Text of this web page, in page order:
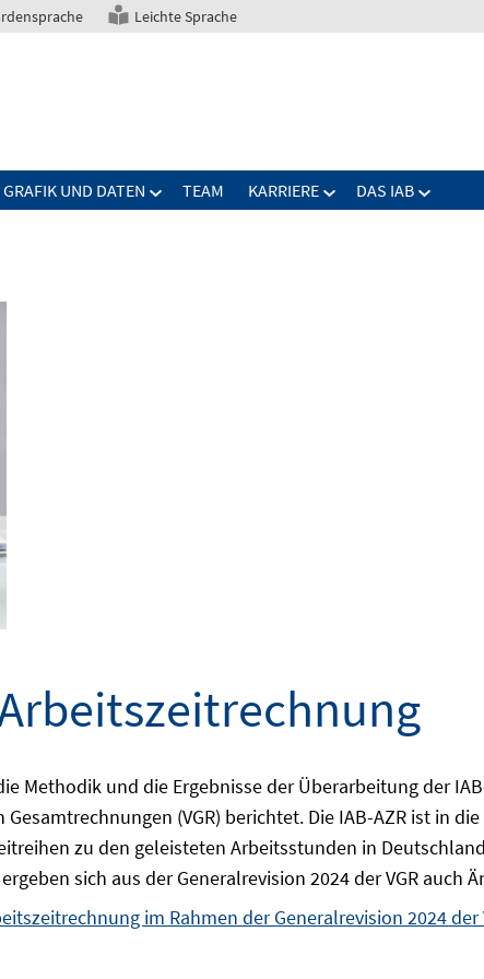
Leichte Sprache
GRAFIK UND DATEN TEAM KARRIERE DAS IAB
Methodik und die Ergebnisse der Überarbeitung der
(VGR) berichtet. Die IAB-AZR ist in
zu den geleisteten Arbeitsstunden in
sich aus der Generalrevision 2024 der VGR auch
im Rahmen der Generalrevision 2024